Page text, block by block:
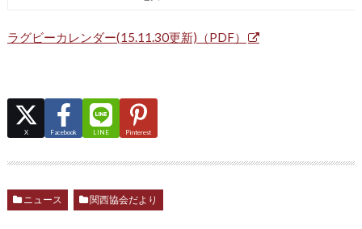
ラグビーカレンダー(15.11.30更新)（PDF）
X Facebook LINE Pinterest
ニュース 関西協会だより